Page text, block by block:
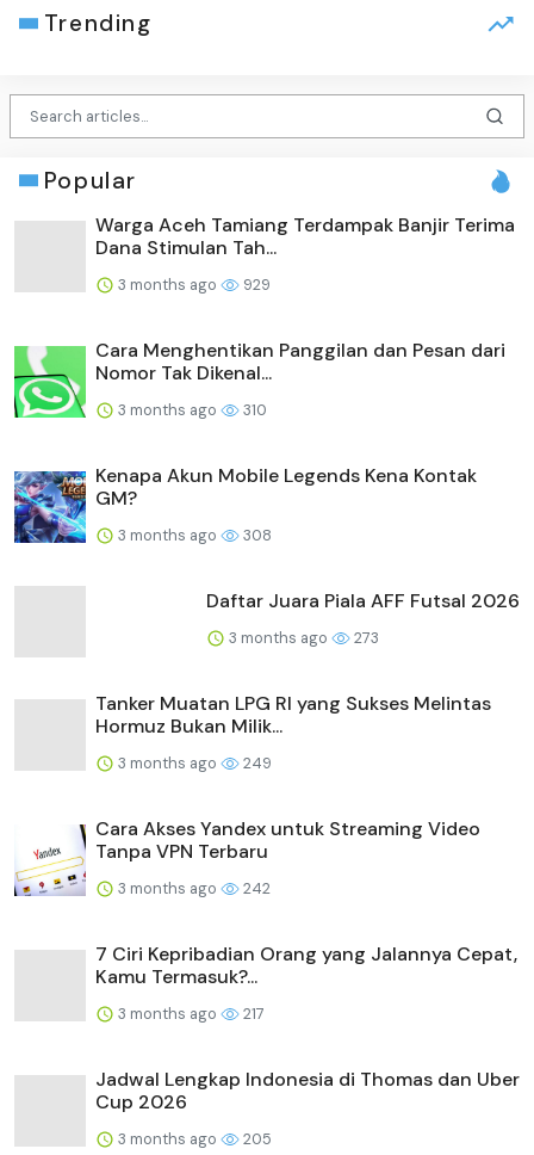
Trending
Popular
Warga Aceh Tamiang Terdampak Banjir Terima
Dana Stimulan Tah...
3 months ago 929
Cara Menghentikan Panggilan dan Pesan dari
Nomor Tak Dikenal...
3 months ago 310
Kenapa Akun Mobile Legends Kena Kontak
GM?
3 months ago 308
Daftar Juara Piala AFF Futsal 2026
3 months ago 273
Tanker Muatan LPG RI yang Sukses Melintas
Hormuz Bukan Milik...
3 months ago 249
Cara Akses Yandex untuk Streaming Video
Tanpa VPN Terbaru
3 months ago 242
7 Ciri Kepribadian Orang yang Jalannya Cepat,
Kamu Termasuk?...
3 months ago 217
Jadwal Lengkap Indonesia di Thomas dan Uber
Cup 2026
3 months ago 205